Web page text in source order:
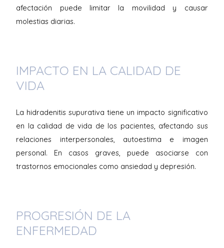
afectación puede limitar la movilidad y causar
molestias diarias.
IMPACTO EN LA CALIDAD DE
VIDA
La hidradenitis supurativa tiene un impacto significativo
en la calidad de vida de los pacientes, afectando sus
relaciones interpersonales, autoestima e imagen
personal. En casos graves, puede asociarse con
trastornos emocionales como ansiedad y depresión.
PROGRESIÓN DE LA
ENFERMEDAD